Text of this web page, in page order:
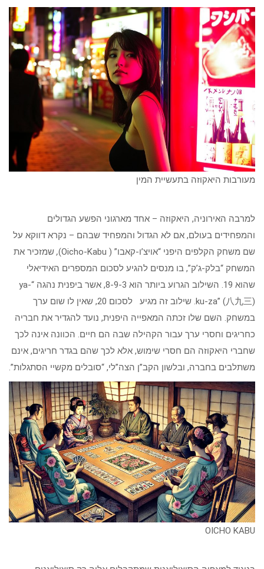
מעורבות היאקוזה בתעשיית המין
למרבה האירוניה, היאקוזה – אחד מארגוני הפשע הגדולים
והמפחידים בעולם, אם לא הגדול והמפחיד שבהם – נקרא דווקא על
שם משחק הקלפים היפני “אויצ’ו-קאבו” ( Oicho-Kabu)
, שמזכיר את
המשחק “בלק-ג’ק”, בו מנסים להגיע לסכום המספרים האידיאלי
שהוא 19. השילוב הגרוע ביותר הוא 8-9-3, אשר ביפנית נהגה “ya-
ku-za” (八九三). שילוב זה מגיע לסכום 20, שאין לו שום ערך
במשחק. השם שלו זכתה המאפייה היפנית, נועד להגדיר את חבריה
כחריגים וחסרי ערך עבור הקהילה שבה הם חיים. הכוונה אינה לכך
שחברי היאקוזה הם חסרי שימוש, אלא לכך שהם בגדר חריגים, אינם
משתלבים בחברה, ובלשון הקב”ן הצה”לי, “סובלים מקשיי הסתגלות”.
OICHO KABU